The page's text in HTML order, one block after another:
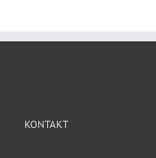
KONTAKT